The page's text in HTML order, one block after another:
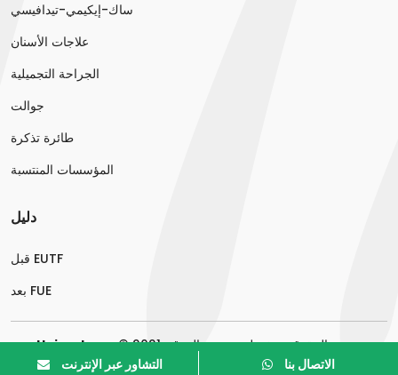
التشاور عبر الإنترنت الاتصال بنا
ساك-إيكيمي-تيدافيسي
علاجات الأسنان
الجراحة التجميلية
جوالت
طائرة تذكرة
المؤسسات المنتسبة
دليل
قبل EUTF
بعد FUE
Hairextrem
© 2021. جميع الحقوق محفوظة. تصميم الموقع :
Acarnet Web Tasarım Sağlık Turizmi Reklam Ajansı